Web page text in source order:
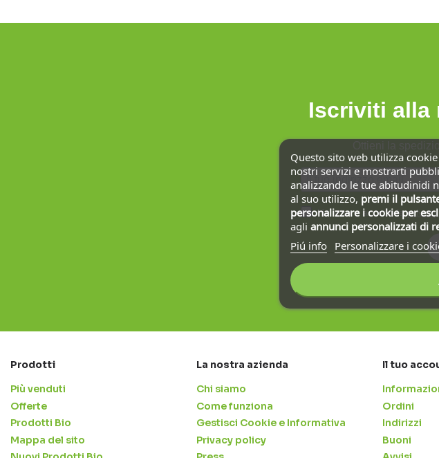
Iscriviti alla
Ho letto e accetto la
Prodotti
Più venduti
Offerte
Prodotti Bio
Mappa del sito
La nostra azienda
Chi siamo
Come funziona
Gestisci Cookie e Informativa
Privacy policy
Il tuo
Ordini
Indirizzi
Buoni
Questo sito web utilizza
nostri servizi e mostrarti
analizzando le tue abitudinidi
al suo utilizzo, premi il
personalizzare i cookie per
agli annunci personalizzati di
Piú info
Personalizzare i